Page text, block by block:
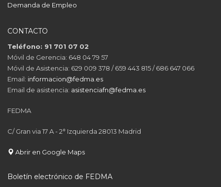
Demanda de Empleo
CONTACTO
Teléfono: 91 701 07 02
Móvil de Gerencia: 648 04 79 57
Móvil de Asistencia: 629 009 378 / 659 443 815 / 686 647 066
Email: informacion@fedma.es
Email de asistencia: asistenciafn@fedma.es
FEDMA
C/ Gran via 17 A - 2° Izquierda 28013 Madrid
Abrir en Google Maps
Boletín electrónico de FEDMA